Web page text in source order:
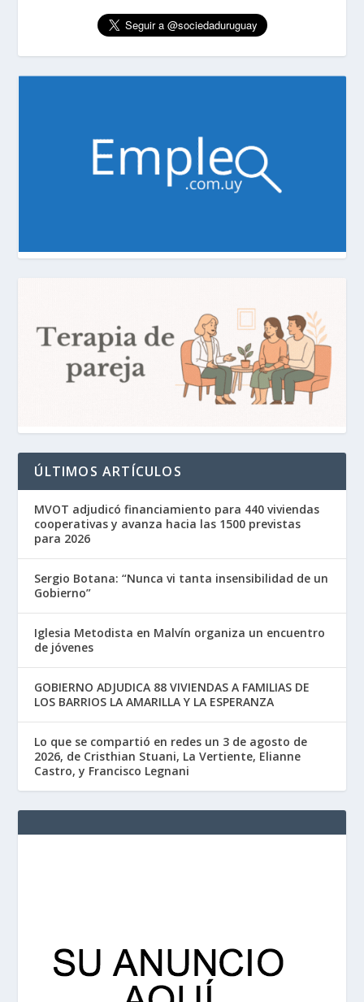
ÚLTIMOS ARTÍCULOS
MVOT adjudicó financiamiento para 440 viviendas
cooperativas y avanza hacia las 1500 previstas
para 2026
Sergio Botana: “Nunca vi tanta insensibilidad de un
Gobierno”
Iglesia Metodista en Malvín organiza un encuentro
de jóvenes
GOBIERNO ADJUDICA 88 VIVIENDAS A FAMILIAS DE
LOS BARRIOS LA AMARILLA Y LA ESPERANZA
Lo que se compartió en redes un 3 de agosto de
2026, de Cristhian Stuani, La Vertiente, Elianne
Castro, y Francisco Legnani